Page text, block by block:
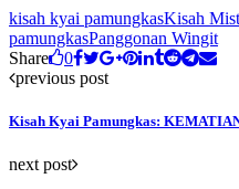
kisah kyai pamungkasKisah
pamungkasPanggonan Wingit
Share
0
previous post
Kisah Kyai Pamungkas:
next post